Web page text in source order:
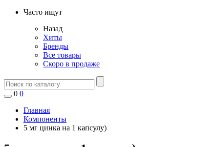
Часто ищут
Назад
Хиты
Бренды
Все товары
Скоро в продаже
0 0
Главная
Компоненты
5 мг цинка на 1 капсулу)